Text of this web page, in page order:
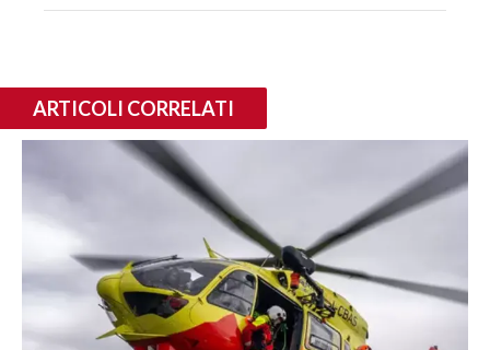
ARTICOLI CORRELATI